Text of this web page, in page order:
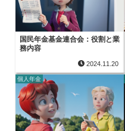
国民年金基金連合会：役割と業
務内容
2024.11.20
個人年金